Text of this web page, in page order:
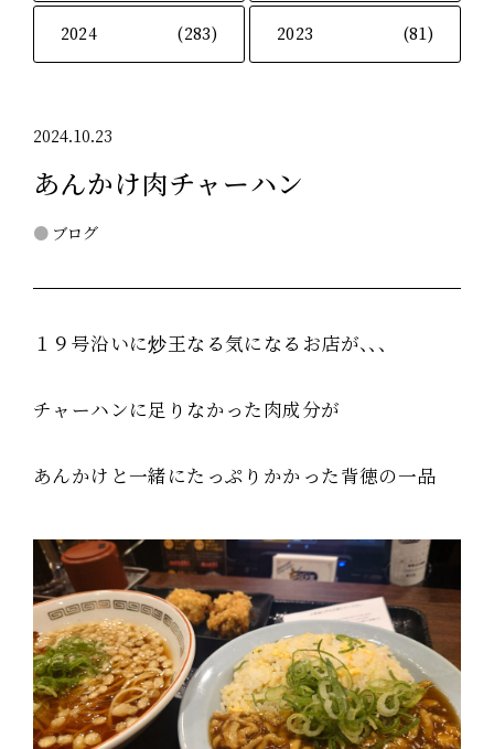
2024 (283) 2023 (81)
2024.10.23
あんかけ肉チャーハン
ブログ
１９号沿いに炒王なる気になるお店が、、、
チャーハンに足りなかった肉成分が
あんかけと一緒にたっぷりかかった背徳の一品